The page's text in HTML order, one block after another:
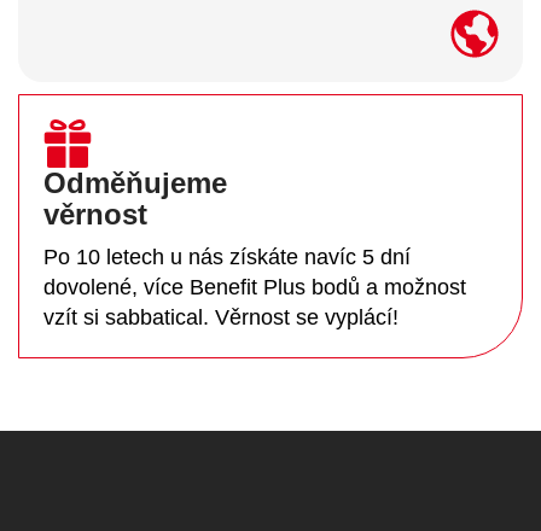
Odměňujeme
věrnost
Po 10 letech u nás získáte navíc 5 dní
dovolené, více Benefit Plus bodů a možnost
vzít si sabbatical. Věrnost se vyplácí!